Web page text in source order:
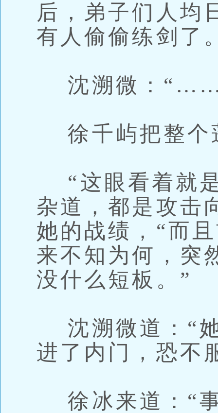
后，弟子们人均
有人偷偷练剑了
沈溯微：
徐千屿把整个
“这眼看着就
杂道，都是攻击
她的战绩，“而
来不知为何，突
没什么短板。”
沈溯微道：“
进了内门，恐不
徐冰来道：“